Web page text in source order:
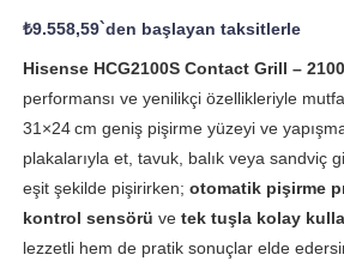
₺9.558,59`den başlayan taksitlerle
Hisense HCG2100S Contact Grill –
performansı ve yenilikçi özellikleriyle
31×24 cm geniş pişirme yüzeyi ve
plakalarıyla et, tavuk, balık veya sandviç
eşit şekilde pişirirken; otomatik pişirme
kontrol sensörü ve tek tuşla kolay
lezzetli hem de pratik sonuçlar elde